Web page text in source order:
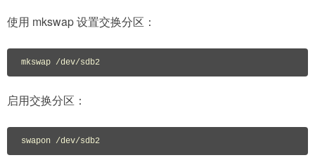
使用 mkswap 设置交换分区：
mkswap /dev/sdb2
启用交换分区：
swapon /dev/sdb2